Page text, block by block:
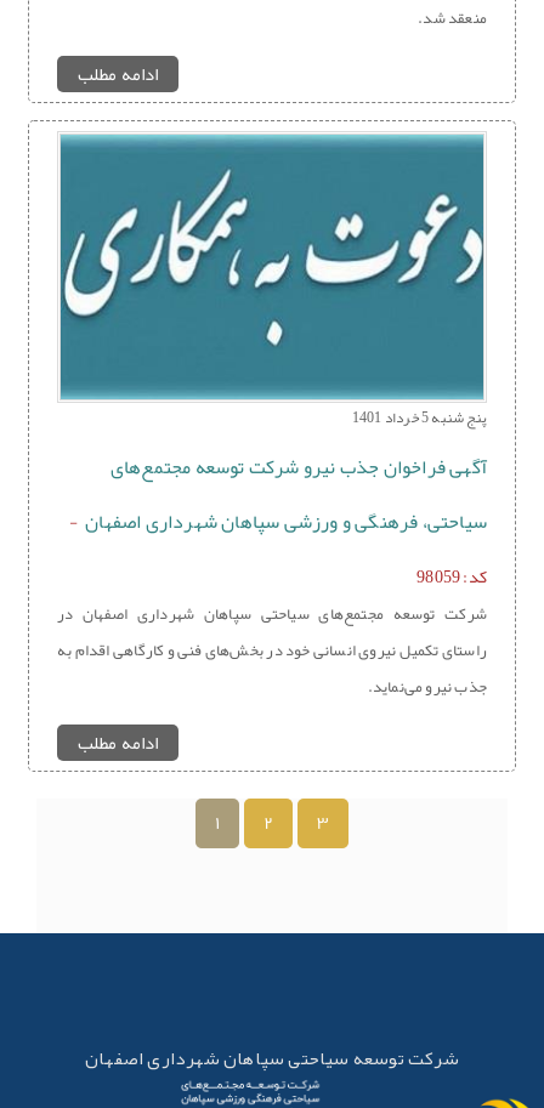
منعقد شد.
ادامه مطلب
پنج شنبه 5 خرداد 1401
آگهی فراخوان جذب نیرو شرکت توسعه مجتمع‌های
سیاحتی، فرهنگی و ورزشی سپاهان شهرداری اصفهان -
کد: 98059
شرکت توسعه مجتمع‌های سیاحتی سپاهان شهرداری اصفهان در
راستای تکمیل نیروی انسانی خود در بخش‌های فنی و کارگاهی اقدام به
جذب نیرو می‌نماید.
ادامه مطلب
شرکت توسعه سیاحتی سپاهان شهرداری اصفهان